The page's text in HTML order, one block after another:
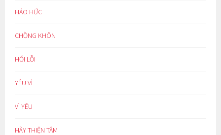
HÁO HỨC
CHỒNG KHÔN
HỐI LỖI
YÊU VÌ
VÌ YÊU
HÃY THIỆN TÂM